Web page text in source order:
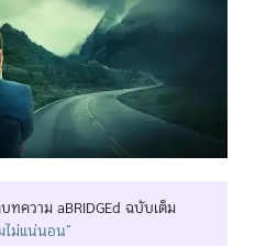
ความ aBRIDGEd ฉบับเต็ม
ไม่แน่นอน”